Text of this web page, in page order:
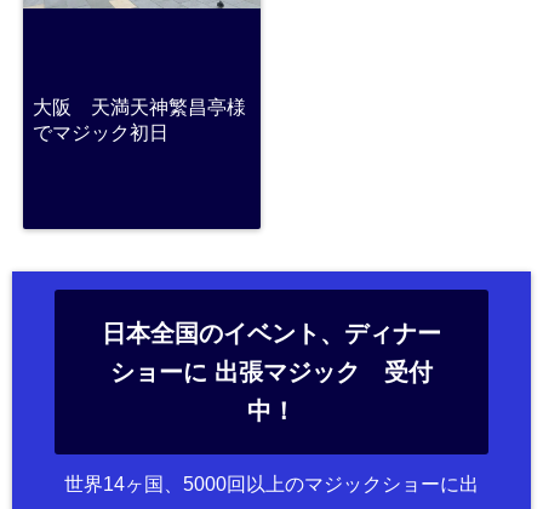
大阪 天満天神繁昌亭様
でマジック初日
日本全国のイベント、ディナー
ショーに 出張マジック 受付
中！
世界14ヶ国、5000回以上のマジックショーに出